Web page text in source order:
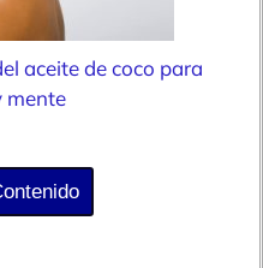
aceite de coco para
mente